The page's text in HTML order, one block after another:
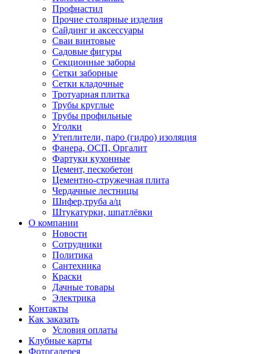
Профнастил
Прочие столярные изделия
Сайдинг и аксессуары
Сваи винтовые
Садовые фигуры
Секционные заборы
Сетки заборные
Сетки кладочные
Тротуарная плитка
Трубы круглые
Трубы профильные
Уголки
Утеплители, паро (гидро) изоляция
Фанера, ОСП, Оргалит
Фартуки кухонные
Цемент, пескобетон
Цементно-стружечная плита
Чердачные лестницы
Шифер,труба а/ц
Штукатурки, шпатлёвки
О компании
Новости
Сотрудники
Политика
Сантехника
Краски
Дачные товары
Электрика
Контакты
Как заказать
Условия оплаты
Клубные карты
Фотогалерея